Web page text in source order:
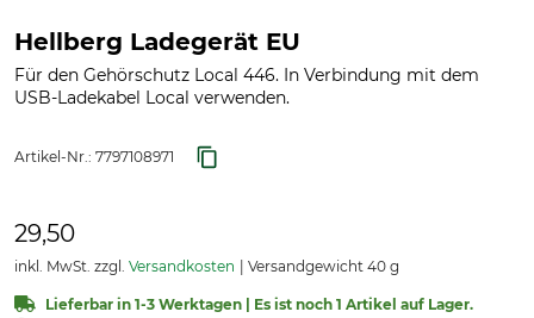
Hellberg Ladegerät EU
Für den Gehörschutz Local 446. In Verbindung mit dem
USB-Ladekabel Local verwenden.
Artikel-Nr.: 7797108971
29,50
inkl. MwSt. zzgl. Versandkosten Versandgewicht 40 g
Lieferbar in 1-3 Werktagen | Es ist noch 1 Artikel auf Lager.